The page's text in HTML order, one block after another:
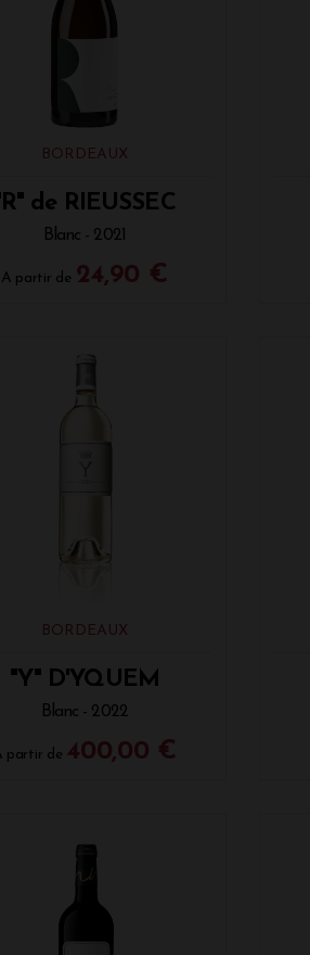
BORDEAUX
de RIEUSSEC
Blanc - 2021
A partir de 24,90 €
BORDEAUX
"Y" D'YQUEM
Blanc - 2022
partir de 400,00 €